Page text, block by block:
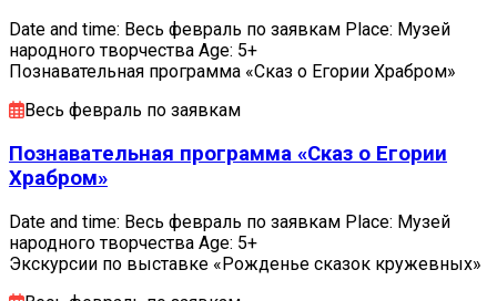
Date and time: Весь февраль по заявкам Place: Музей
народного творчества Age: 5+
Познавательная программа «Сказ о Егории Храбром»
Весь февраль по заявкам
Познавательная программа «Сказ о Егории
Храбром»
Date and time: Весь февраль по заявкам Place: Музей
народного творчества Age: 5+
Экскурсии по выставке «Рожденье сказок кружевных»